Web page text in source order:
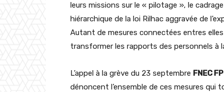
leurs missions sur le « pilotage », le
hiérarchique de la loi Rilhac aggravée de
Autant de mesures connectées entres
transformer les rapports des personnels à
L’appel à la grève du 23 septembre FNEC
dénoncent l’ensemble de ces mesures qui